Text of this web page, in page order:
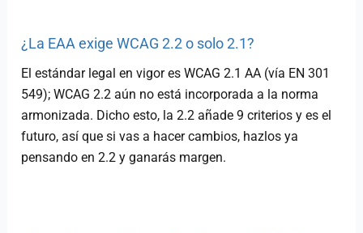
¿La EAA exige WCAG 2.2 o solo 2.1?
El estándar legal en vigor es WCAG 2.1 AA (vía EN 301
549); WCAG 2.2 aún no está incorporada a la norma
armonizada. Dicho esto, la 2.2 añade 9 criterios y es el
futuro, así que si vas a hacer cambios, hazlos ya
pensando en 2.2 y ganarás margen.